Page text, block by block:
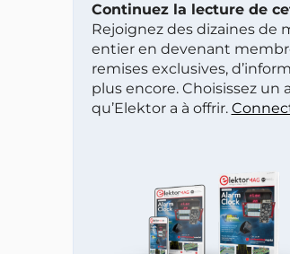
Continuez la lecture de
Rejoignez des dizaines de
entier en devenant
remises exclusives,
plus encore. Choisissez
qu’Elektor a à offrir.